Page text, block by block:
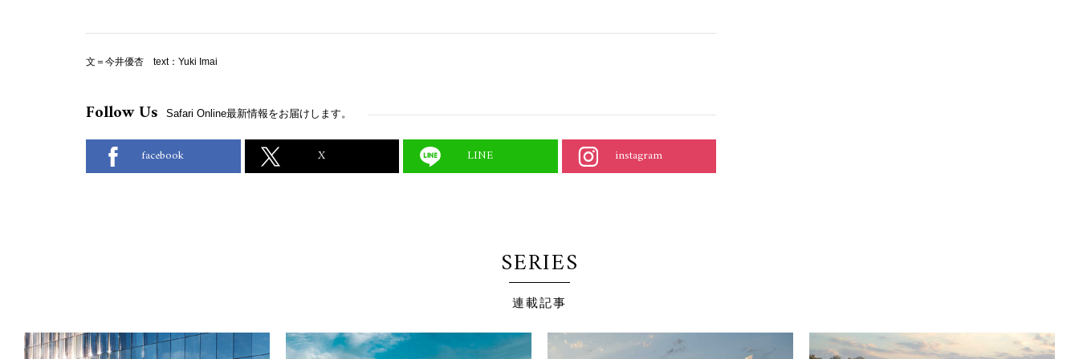
文＝今井優杏 text：Yuki Imai
Follow Us Safari Online最新情報をお届けします。
facebook X LINE instagram
SERIES
連載記事